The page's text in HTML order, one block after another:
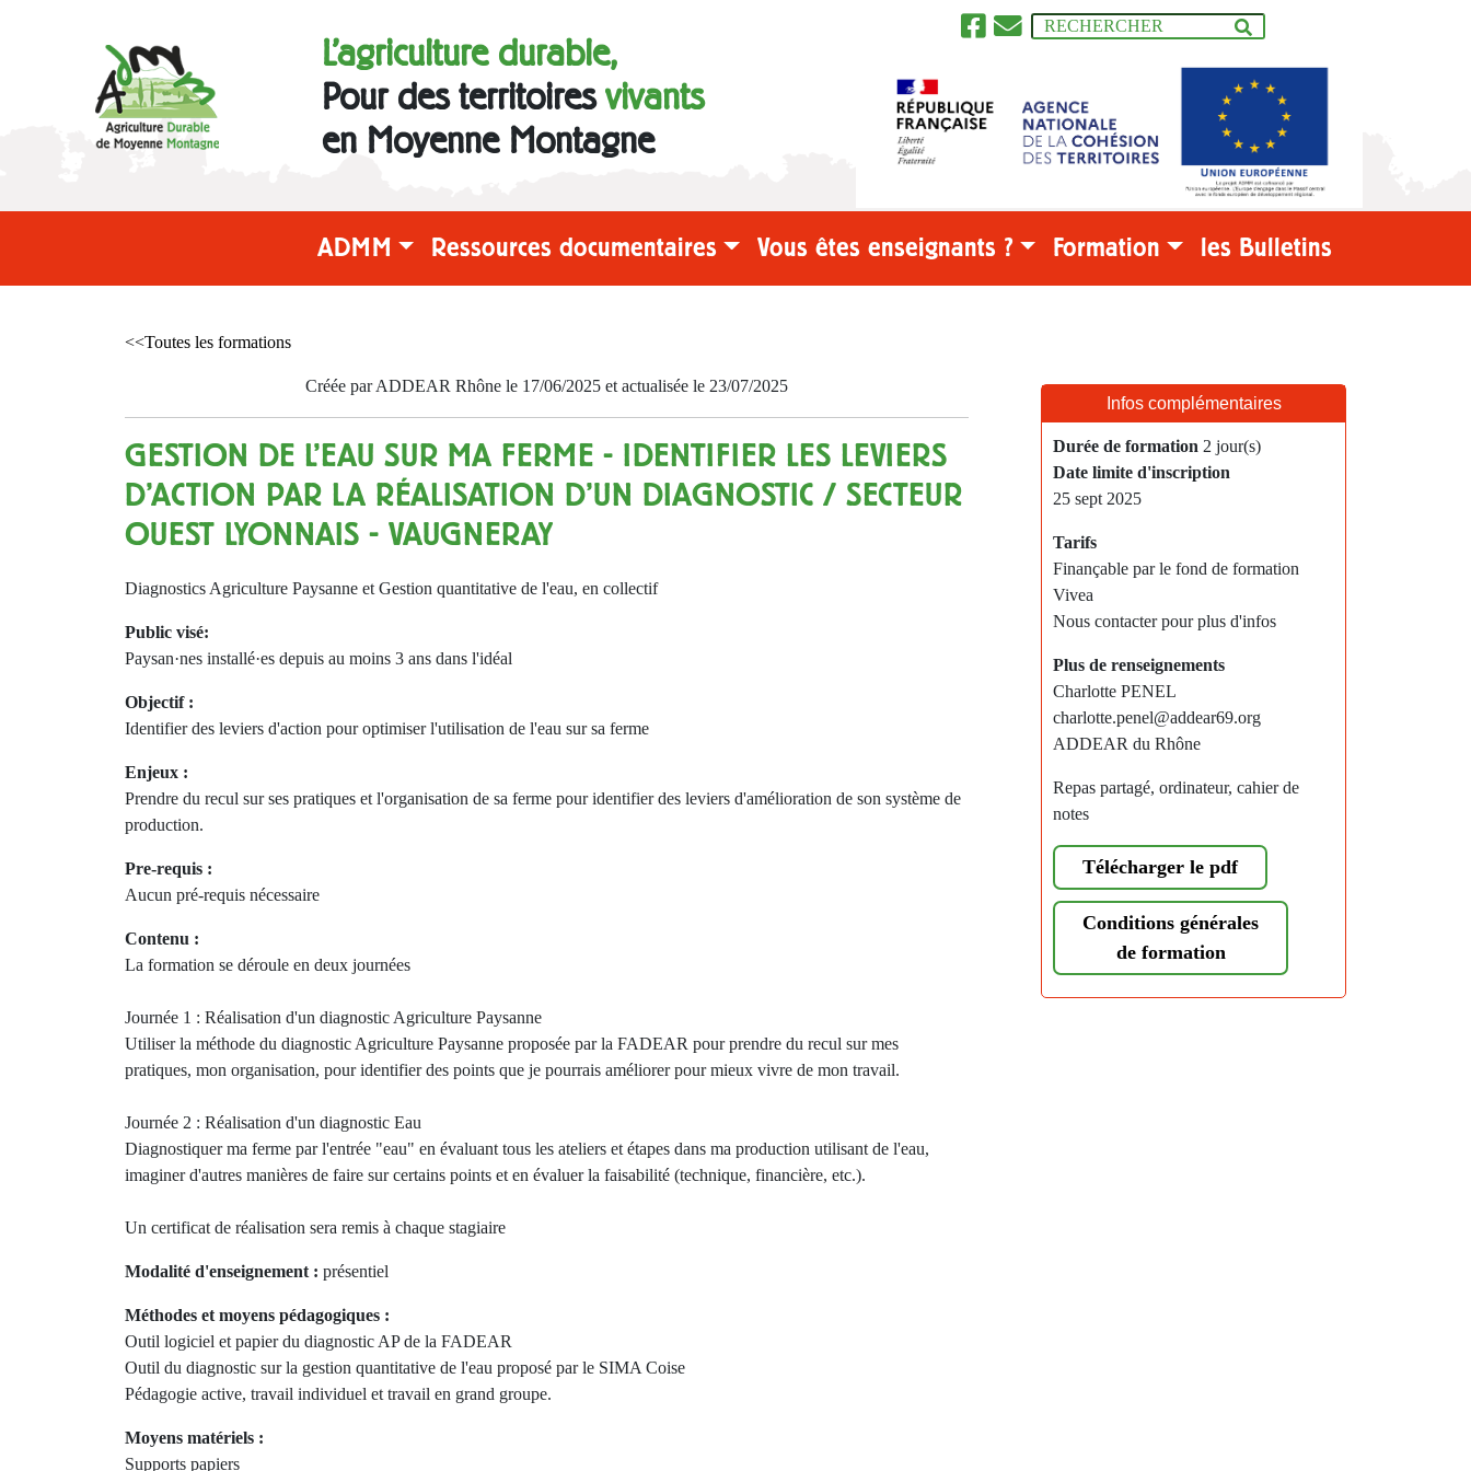
L'agriculture durable,
Pour des territoiresvivants
en Moyenne Montagne
ADMM Ressources documentaires Vous êtes enseignants ? Formation les Bulletins
<<Toutes les formations
Créée par ADDEAR Rhône le 17/06/2025 et actualisée le 23/07/2025
GESTION DE L'EAU SUR MA FERME - IDENTIFIER LES LEVIERS
D'ACTION PAR LA RÉALISATION D'UN DIAGNOSTIC / SECTEUR
OUEST LYONNAIS - VAUGNERAY
Diagnostics Agriculture Paysanne et Gestion quantitative de l'eau, en collectif
Public visé:
Paysan·nes installé·es depuis au moins 3 ans dans l'idéal
Objectif :
Identifier des leviers d'action pour optimiser l'utilisation de l'eau sur sa ferme
Enjeux :
Prendre du recul sur ses pratiques et l'organisation de sa ferme pour identifier des leviers d'amélioration de son système de
production.
Pre-requis :
Aucun pré-requis nécessaire
Contenu :
La formation se déroule en deux journées
Journée 1 : Réalisation d'un diagnostic Agriculture Paysanne
Utiliser la méthode du diagnostic Agriculture Paysanne proposée par la FADEAR pour prendre du recul sur mes
pratiques, mon organisation, pour identifier des points que je pourrais améliorer pour mieux vivre de mon travail.
Journée 2 : Réalisation d'un diagnostic Eau
Diagnostiquer ma ferme par l'entrée "eau" en évaluant tous les ateliers et étapes dans ma production utilisant de l'eau,
imaginer d'autres manières de faire sur certains points et en évaluer la faisabilité (technique, financière, etc.).
Un certificat de réalisation sera remis à chaque stagiaire
Modalité d'enseignement : présentiel
Méthodes et moyens pédagogiques :
Outil logiciel et papier du diagnostic AP de la FADEAR
Outil du diagnostic sur la gestion quantitative de l'eau proposé par le SIMA Coise
Pédagogie active, travail individuel et travail en grand groupe.
Moyens matériels :
Supports papiers
Infos complémentaires
Durée de formation 2 jour(s)
Date limite d'inscription
25 sept 2025
Tarifs
Finançable par le fond de formation
Vivea
Nous contacter pour plus d'infos
Plus de renseignements
Charlotte PENEL
charlotte.penel@addear69.org
ADDEAR du Rhône
Repas partagé, ordinateur, cahier de
notes
Télécharger le pdf
Conditions générales
de formation